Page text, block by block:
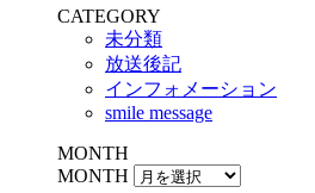
CATEGORY
未分類
放送後記
インフォメーション
smile message
MONTH
MONTH